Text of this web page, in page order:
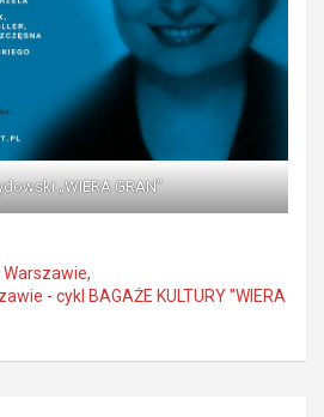
„WIERA GRAN”
,
- cykl BAGAŻE KULTURY "WIERA